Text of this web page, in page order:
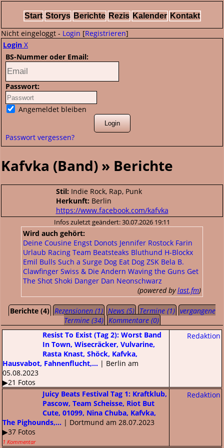
Start Storys Berichte Rezis Kalender Kontakt
Nicht eingeloggt - Login [Registrieren]
Login X
BS-Nummer oder Email:
Passwort:
Angemeldet bleiben
Passwort vergessen?
Kafvka (Band) » Berichte
Stil: Indie Rock, Rap, Punk
Herkunft: Berlin
https://www.facebook.com/kafvka
Infos zuletzt geändert: 30.07.2026 19:11
Wird auch gehört:
Deine Cousine Engst Donots Jennifer Rostock Farin
Urlaub Racing Team Beatsteaks Bluthund H-Blockx
Emil Bulls Such a Surge Dog Eat Dog ZSK Bela B.
Clawfinger Swiss & Die Andern Waving the Guns Get
The Shot Shoki Danger Dan Neonschwarz
(powered bylast.fm)
Berichte (4) Rezensionen (1) News (5) Termine (1) vergangene
Termine (34)
Kommentare (0)
Redaktion
Resist To Exist (Tag 2): Worst Band
In Town, Wisecräcker, Vulvarine,
Rasta Knast, Shöck, Kafvka,
Hausvabot, Fahnenflucht,... | Berlin am
05.08.2023
▶21 Fotos
Redaktion
Juicy Beats Festival Tag 1: Kraftklub,
Pascow, Team Scheisse, Riot But
Cute, 01099, Nina Chuba, Kafvka,
The Pighounds,... | Dortmund am 28.07.2023
▶37 Fotos
1 Kommentar